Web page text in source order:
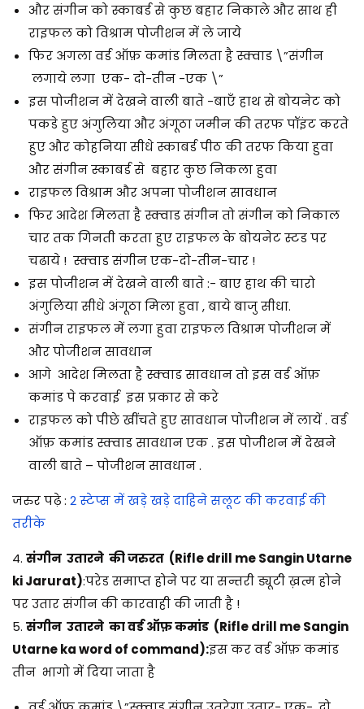
और संगीन को स्काबर्ड से कुछ बहार निकाले और साथ ही
राइफल को विश्राम पोजीशन में ले जाये
फिर अगला वर्ड ऑफ़ कमांड मिलता है स्क्वाड \”संगीन
लगाये लगा एक- दो-तीन -एक \”
इस पोजीशन में देखने वाली बाते -बाएँ हाथ से बोयनेट को
पकडे हुए अंगुलिया और अंगूठा जमीन की तरफ पॉइंट करते
हुए और कोहनिया सीधे स्काबर्ड पीठ की तरफ किया हुवा
और संगीन स्काबर्ड से बहार कुछ निकला हुवा
राइफल विश्राम और अपना पोजीशन सावधान
फिर आदेश मिलता है स्क्वाड संगीन तो संगीन को निकाल
चार तक गिनती करता हुए राइफल के बोयनेट स्टड पर
चढाये ! स्क्वाड संगीन एक-दो-तीन-चार !
इस पोजीशन में देखने वाली बाते :- बाए हाथ की चारो
अंगुलिया सीधे अंगूठा मिला हुवा , बाये बाजु सीधा.
संगीन राइफल में लगा हुवा राइफल विश्राम पोजीशन में
और पोजीशन सावधान
आगे आदेश मिलता है स्क्वाड सावधान तो इस वर्ड ऑफ़
कमांड पे करवाई इस प्रकार से करे
राइफल को पीछे खींचते हुए सावधान पोजीशन में लायें . वर्ड
ऑफ़ कमांड स्क्वाड सावधान एक . इस पोजीशन में देखने
वाली बाते – पोजीशन सावधान .
जरुर पढ़े : 2 स्टेप्स में खड़े खड़े दाहिने सलूट की करवाई की
तरीके
4. संगीन उतारने की जरुरत (Rifle drill me Sangin Utarne
ki Jarurat):परेड समाप्त होने पर या सन्तरी ड्यूटी ख़त्म होने
पर उतार संगीन की कारवाही की जाती है !
5. संगीन उतारने का वर्ड ऑफ़ कमांड (Rifle drill me Sangin
Utarne ka word of command):इस कर वर्ड ऑफ़ कमांड
तीन भागो में दिया जाता है